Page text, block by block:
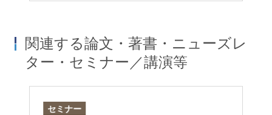
関連する論文・著書・ニューズレ
ター・セミナー／講演等
セミナー